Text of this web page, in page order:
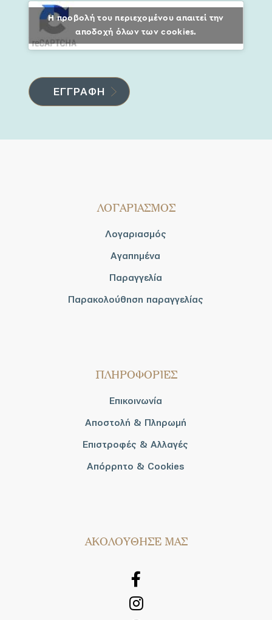
Η προβολή του περιεχομένου απαιτεί την
αποδοχή όλων των cookies.
ΛΟΓΑΡΙΑΣΜΟΣ
Λογαριασμός
Αγαπημένα
Παραγγελία
Παρακολούθηση παραγγελίας
ΠΛΗΡΟΦΟΡΙΕΣ
Επικοινωνία
Αποστολή & Πληρωμή
Επιστροφές & Αλλαγές
Απόρρητο & Cookies
AΚΟΛΟΥΘΗΣΕ ΜΑΣ